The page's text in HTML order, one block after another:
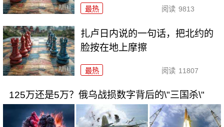
最热 阅读 9813
扎卢日内说的一句话，把北约的
脸按在地上摩擦
最热 阅读 11807
125万还是5万？俄乌战损数字背后的\"三国杀\"